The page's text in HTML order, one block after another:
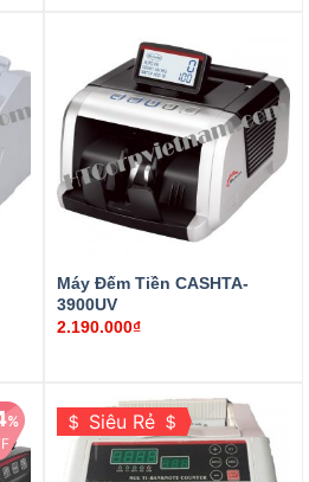
Máy Đếm Tiền CASHTA-
3900UV
2.190.000₫
₫
%
＄ Siêu Rẻ ＄
₫